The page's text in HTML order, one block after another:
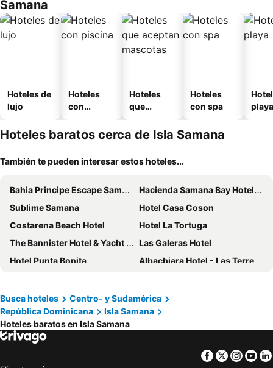
Samana
Hoteles de
lujo
Hoteles
con
Hoteles
que
mascotas
Hoteles
con spa
playa
Hoteles baratos cerca de Isla Samana
También te pueden interesar estos hoteles...
Bahia Principe Escape Samana +18
Hacienda Samana Bay Hotel & Residence
Sublime Samana
Hotel Casa Coson
Costarena Beach Hotel
Hotel La Tortuga
The Bannister Hotel & Yacht Club
Las Galeras Hotel
Hotel Punta Bonita
Albachiara Hotel - Las Terrenas
Las Palmas Eco Residence
El Mosquito Boutique Hotel Playa Bonita
Nilka Hotel Boutique
Donoma Las Terrenas Beach Hotel & Spa, Autograph Collection
La Residencia del Paseo
Mahona Boutique Hotel
Hotel Casa Robinson
Busca hoteles
Centro- y Sudamérica
República Dominicana
Isla Samana
Hoteles baratos en Isla Samana
Facebook
Twitter